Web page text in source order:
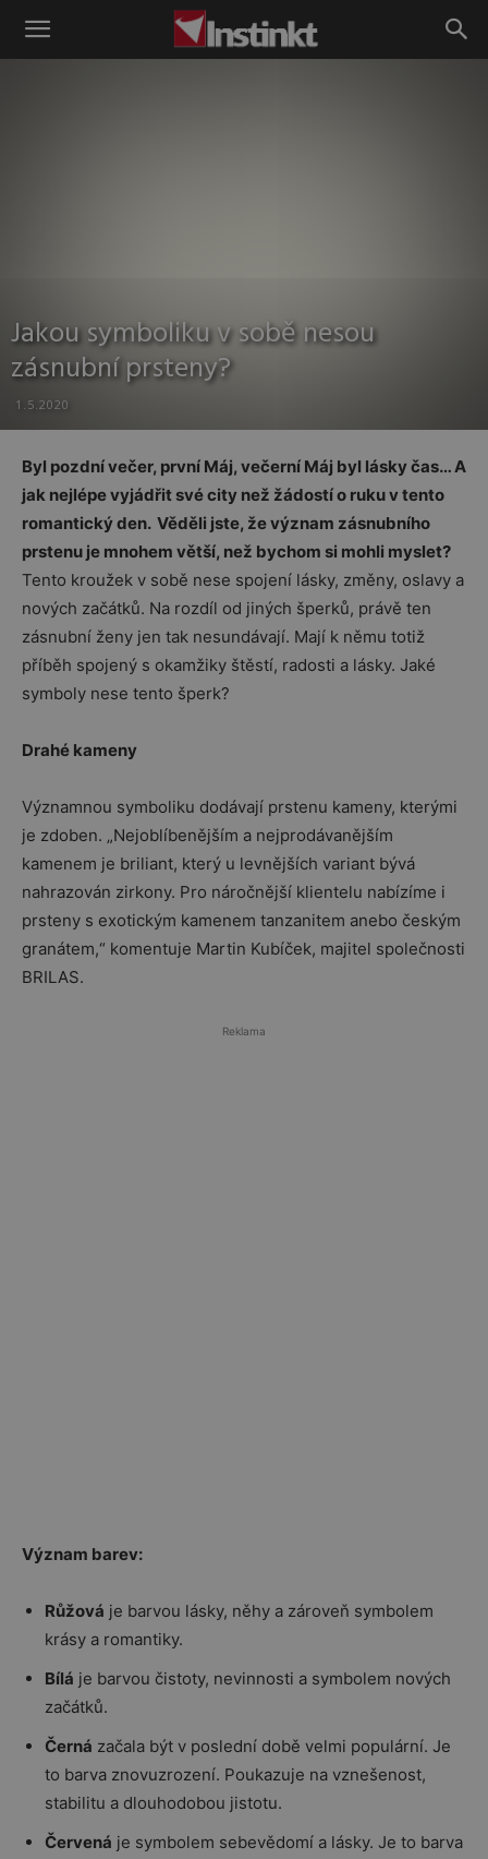
Instinkt
Jakou symboliku v sobě nesou
zásnubní prsteny?
1.5.2020
Byl pozdní večer, první Máj, večerní Máj byl lásky čas… A
jak nejlépe vyjádřit své city než žádostí o ruku v tento
romantický den. Věděli jste, že význam zásnubního
prstenu je mnohem větší, než bychom si mohli myslet?
Tento kroužek v sobě nese spojení lásky, změny, oslavy a
nových začátků. Na rozdíl od jiných šperků, právě ten
zásnubní ženy jen tak nesundávají. Mají k němu totiž
příběh spojený s okamžiky štěstí, radosti a lásky. Jaké
symboly nese tento šperk?
Drahé kameny
Významnou symboliku dodávají prstenu kameny, kterými
je zdoben. „Nejoblíbenějším a nejprodávanějším
kamenem je briliant, který u levnějších variant bývá
nahrazován zirkony. Pro náročnější klientelu nabízíme i
prsteny s exotickým kamenem tanzanitem anebo českým
granátem,“ komentuje Martin Kubíček, majitel společnosti
BRILAS.
Reklama
Význam barev:
Růžová je barvou lásky, něhy a zároveň symbolem
krásy a romantiky.
Bílá je barvou čistoty, nevinnosti a symbolem nových
začátků.
Černá začala být v poslední době velmi populární. Je
to barva znovuzrození. Poukazuje na vznešenost,
stabilitu a dlouhodobou jistotu.
Červená je symbolem sebevědomí a lásky. Je to barva